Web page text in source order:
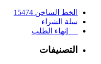
الخط الساخن 15474
سلة الشراء
إنهاء الطلب
التصنيفات